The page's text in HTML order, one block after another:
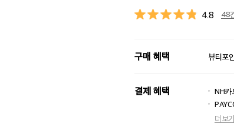
4.8 48
구매 혜택 뷰티포
결제 혜택
NH카
더보기